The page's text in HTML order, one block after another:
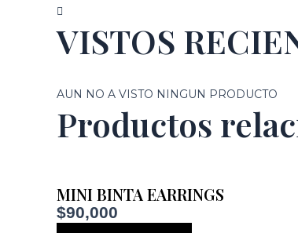
VISTOS
AUN NO A VISTO NINGUN PRODUCTO
Productos
MINI BINTA EARRINGS
$90,000